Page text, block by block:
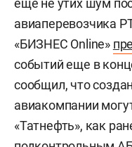
еще не утих шум
авиаперевозчика
«БИЗНЕС Online»
событий еще в
сообщил, что
авиакомпании
«Татнефть», как